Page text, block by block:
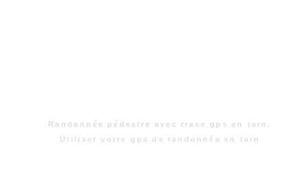
Randonnée pédestre avec trace gps en tarn.
Utiliser votre gps de randonnée en tarn